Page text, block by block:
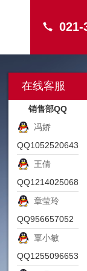
021-
在线客服
销售部QQ
冯娇
QQ1052520643
王倩
QQ1214025068
章莹玲
QQ956657052
覃小敏
QQ1255096653